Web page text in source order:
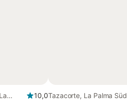
10,0Tazacorte, La Palma Süd